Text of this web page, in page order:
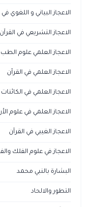
الاعجاز البياني و اللغوي في
الاعجاز التشريعي في القرآن
الاعجاز العلمي علوم الطب
الاعجاز العلمي في القرآن
الاعجاز العلمي في
الاعجاز العلمي في علوم
الاعجاز الغيبي في القرآن
الاعجاز في علوم الفلك
البشارة بالنبي محمد
التطور والالحاد